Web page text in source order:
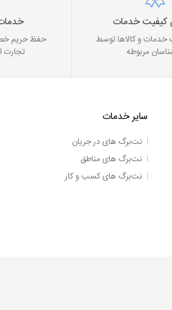
کیفیت خدمات
خدمات و کالاها توسط
مربوطه
حفظ حریم
تجارت
سایر خدمات
نت‌برگ های در جریان
نت‌برگ های مناطق
نت‌برگ های کسب و کار